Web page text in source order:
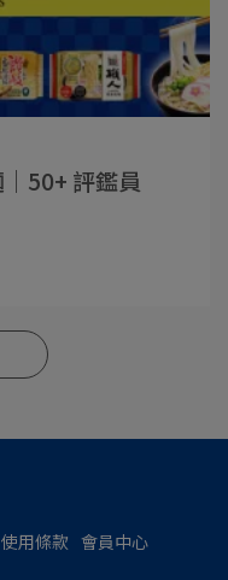
50+ 評鑑員
使用條款 會員中心